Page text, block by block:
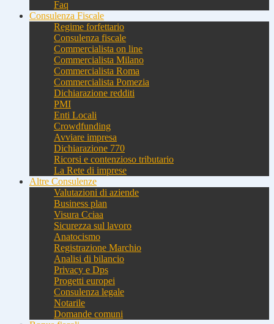
Faq
Consulenza Fiscale
Regime forfettario
Consulenza fiscale
Commercialista on line
Commercialista Milano
Commercialista Roma
Commercialista Pomezia
Dichiarazione redditi
PMI
Enti Locali
Crowdfunding
Avviare impresa
Dichiarazione 770
Ricorsi e contenzioso tributario
La Rete di imprese
Altre Consulenze
Valutazioni di aziende
Business plan
Visura Cciaa
Sicurezza sul lavoro
Anatocismo
Registrazione Marchio
Analisi di bilancio
Privacy e Dps
Progetti europei
Consulenza legale
Notarile
Domande comuni